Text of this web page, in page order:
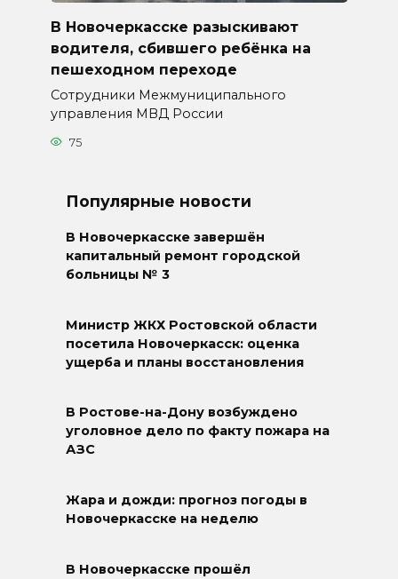
В Новочеркасске разыскивают
водителя, сбившего ребёнка на
пешеходном переходе
Сотрудники Межмуниципального
управления МВД России
75
Популярные новости
В Новочеркасске завершён
капитальный ремонт городской
больницы № 3
Министр ЖКХ Ростовской области
посетила Новочеркасск: оценка
ущерба и планы восстановления
В Ростове-на-Дону возбуждено
уголовное дело по факту пожара на
АЗС
Жара и дожди: прогноз погоды в
Новочеркасске на неделю
В Новочеркасске прошёл